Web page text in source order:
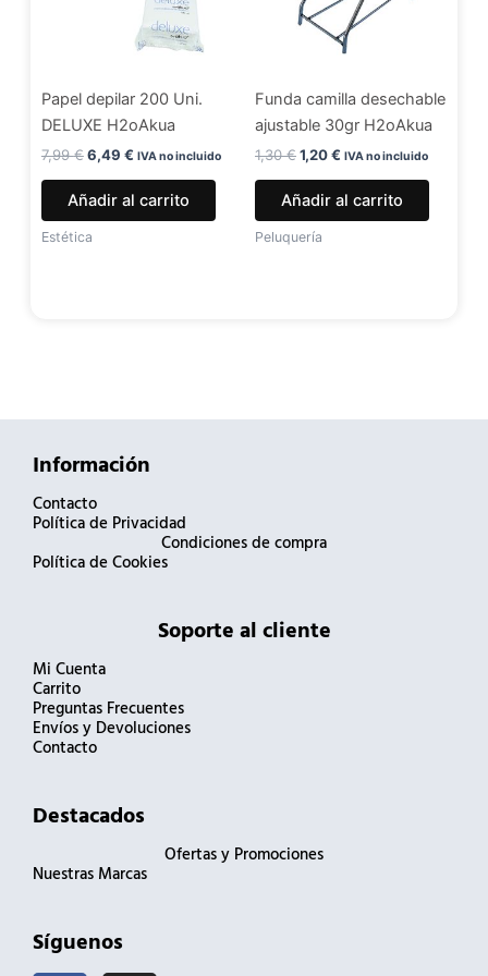
Papel depilar 200 Uni.
DELUXE H2oAkua
7,99€6,49 € IVA no incluido
Añadir al carrito
Estética
Funda camilla desechable
ajustable 30gr H2oAkua
1,30€1,20€ IVA no incluido
Añadir al carrito
Peluquería
Información
Contacto
Política de Privacidad
Condiciones de compra
Política de Cookies
Soporte al cliente
Mi Cuenta
Carrito
Preguntas Frecuentes
Envíos y Devoluciones
Contacto
Destacados
Ofertas y Promociones
Nuestras Marcas
Síguenos